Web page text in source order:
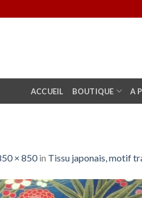
ACCUEIL BOUTIQUE A
× 850in Tissu japonais, motif